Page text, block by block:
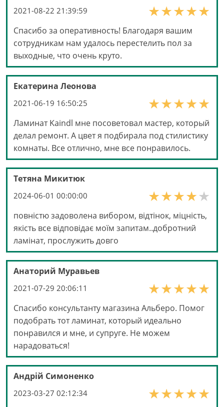
2021-08-22 21:39:59
Спасибо за оперативность! Благодаря вашим
сотрудникам нам удалось перестелить пол за
выходные, что очень круто.
Екатерина Леонова
2021-06-19 16:50:25
Ламинат Kaindl мне посоветовал мастер, который
делал ремонт. А цвет я подбирала под стилистику
комнаты. Все отлично, мне все понравилось.
Тетяна Микитюк
2024-06-01 00:00:00
повністю задоволена вибором, відтінок, міцність,
якість все відповідає моїм запитам..добротний
ламінат, прослужить довго
Анаторий Муравьев
2021-07-29 20:06:11
Спасибо консультанту магазина Альберо. Помог
подобрать тот ламинат, который идеально
понравился и мне, и супруге. Не можем
нарадоваться!
Андрій Симоненко
2023-03-27 02:12:34